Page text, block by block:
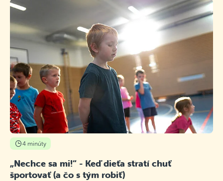
4 minúty
„Nechce sa mi!“ - Keď dieťa stratí chuť
športovať (a čo s tým robiť)